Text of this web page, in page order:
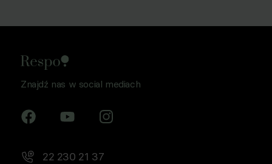
ustawy Prawo komunikacji elektronicznej z dnia 12 lipca
Współadministratorów (Respo Wrzosek Witkowski SK,
Znajdź nas w social mediach
22 230 21 37